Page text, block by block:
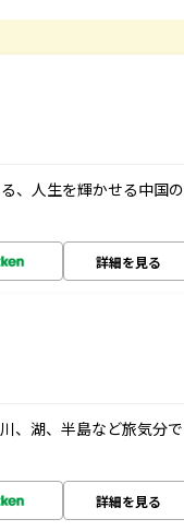
、人生を輝かせる中国の
詳細を見る
、湖、半島など旅気分で
詳細を見る